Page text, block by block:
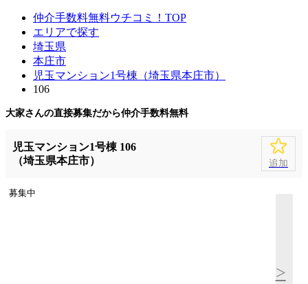
仲介手数料無料ウチコミ！TOP
エリアで探す
埼玉県
本庄市
児玉マンション1号棟（埼玉県本庄市）
106
大家さんの直接募集だから仲介手数料無料
児玉マンション1号棟 106
（埼玉県本庄市）
追加
募集中
>